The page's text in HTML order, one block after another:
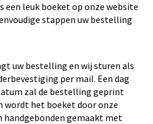
een leuk boeket op onze website
stappen uw bestelling
uw bestelling en wij sturen als
per mail. Een dag
zal de bestelling geprint
wordt het boeket door onze
gemaakt met